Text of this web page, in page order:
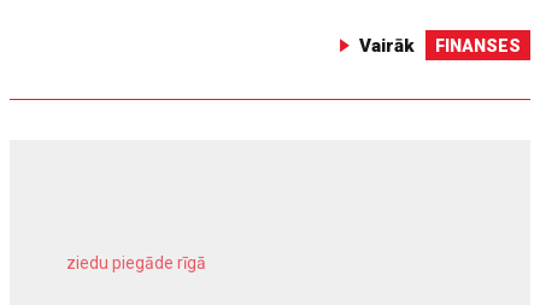
Vairāk FINANSES
ziedu piegāde rīgā